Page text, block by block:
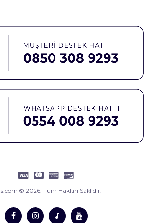
© 2026. Tüm Hakları Saklıdır.